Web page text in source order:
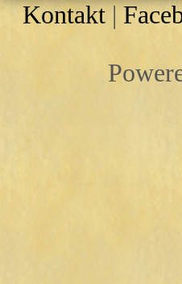
Kontakt |